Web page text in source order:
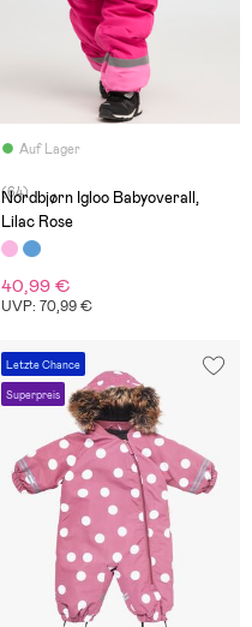
Auf Lager
(64)
Nordbjørn Igloo Babyoverall,
Lilac Rose
40,99 €
UVP: 70,99 €
Letzte Chance
Superpreis